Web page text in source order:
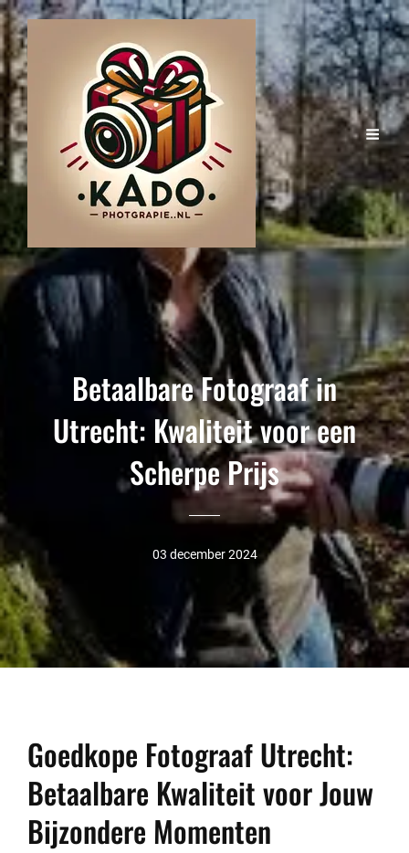
Betaalbare Fotograaf in
Utrecht: Kwaliteit voor een
Scherpe Prijs
03 december 2024
Goedkope Fotograaf Utrecht:
Betaalbare Kwaliteit voor Jouw
Bijzondere Momenten